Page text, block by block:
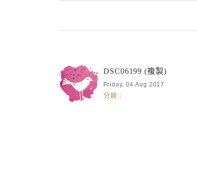
DSC06199 (複製)
Friday, 04 Aug 2017
分類：